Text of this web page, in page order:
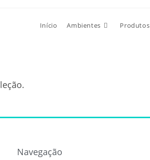
Início Ambientes Produtos
Navegação